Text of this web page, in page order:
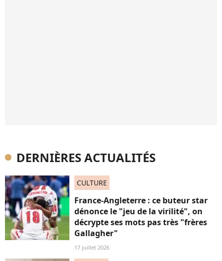
DERNIÈRES ACTUALITÉS
CULTURE
France-Angleterre : ce buteur star
dénonce le "jeu de la virilité", on
décrypte ses mots pas très "frères
Gallagher"
17 juillet 2026